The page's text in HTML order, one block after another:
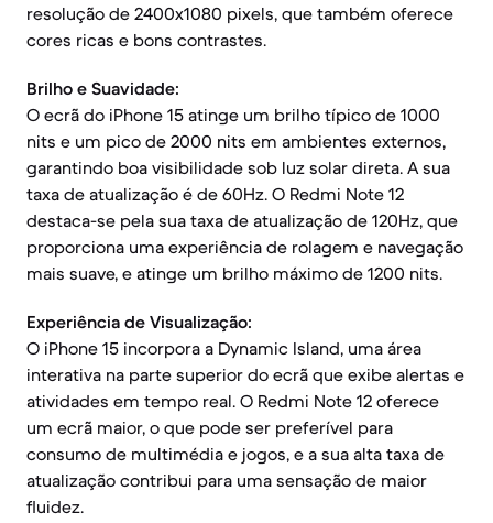
resolução de 2400x1080 pixels, que também oferece
cores ricas e bons contrastes.
Brilho e Suavidade:
O ecrã do iPhone 15 atinge um brilho típico de 1000
nits e um pico de 2000 nits em ambientes externos,
garantindo boa visibilidade sob luz solar direta. A sua
taxa de atualização é de 60Hz. O Redmi Note 12
destaca-se pela sua taxa de atualização de 120Hz, que
proporciona uma experiência de rolagem e navegação
mais suave, e atinge um brilho máximo de 1200 nits.
Experiência de Visualização:
O iPhone 15 incorpora a Dynamic Island, uma área
interativa na parte superior do ecrã que exibe alertas e
atividades em tempo real. O Redmi Note 12 oferece
um ecrã maior, o que pode ser preferível para
consumo de multimédia e jogos, e a sua alta taxa de
atualização contribui para uma sensação de maior
fluidez.